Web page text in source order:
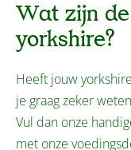
Wat zijn
yorkshire?
Heeft jouw
je graag zeker
Vul dan onze
met onze